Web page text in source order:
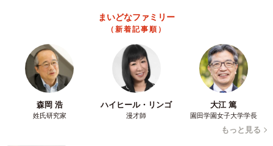
3人のことはもう「大好き」以外の言葉が出てこな
も「4人で笑い合っている空間」がとても好きだし、大事な
んだろうなと思います。3人のことが大好きだからこそ心配
させたくない、悲しませたくないと願うひかりがとったあ
る行動が物語の鍵になってきます。
まいどなファミリー
（新着記事順）
森岡 浩
姓氏研究家
ハイヒール・リンゴ
漫才師
大江 篤
園田学園女子大学学長
もっと見る